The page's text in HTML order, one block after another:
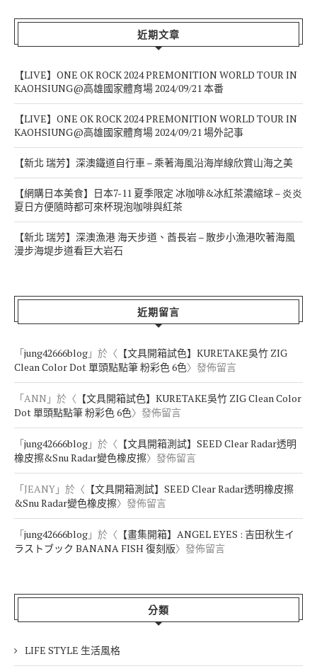
近期文章
【LIVE】ONE OK ROCK 2024 PREMONITION WORLD TOUR IN
KAOHSIUNG@高雄國家體育場 2024/09/21 本番
【LIVE】ONE OK ROCK 2024 PREMONITION WORLD TOUR IN
KAOHSIUNG@高雄國家體育場 2024/09/21 場外記事
【新北 瑞芳】深澳鐵道自行車 – 乘著海風沿海岸線欣賞山海之美
【網購日本美食】日本7-11 夏季限定 冰咖啡&冰紅茶濃縮球 – 炎炎
夏日方便隨時都可來杯現泡咖啡與紅茶
【新北 瑞芳】深澳漁港 海天步道、酋長岩 – 散步小漁港吹著海風
漫步海堤步道看巨大岩石
近期留言
「jung42666blog 」於〈 【文具開箱試色】KURETAKE吳竹 ZIG
Clean Color Dot 單頭點點筆 粉彩色 6色〉發佈留言
「ANN 」於〈 【文具開箱試色】KURETAKE吳竹 ZIG Clean Color
Dot 單頭點點筆 粉彩色 6色〉發佈留言
「jung42666blog 」於〈 【文具開箱測試】SEED Clear Radar透明
橡皮擦&Snu Radar變色橡皮擦〉發佈留言
「JEANY 」於〈 【文具開箱測試】SEED Clear Radar透明橡皮擦
&Snu Radar變色橡皮擦〉發佈留言
「jung42666blog 」於〈 【畫集開箱】ANGEL EYES : 吉田秋生イ
ラストブック BANANA FISH 復刻版〉發佈留言
分類
LIFE STYLE 生活風格